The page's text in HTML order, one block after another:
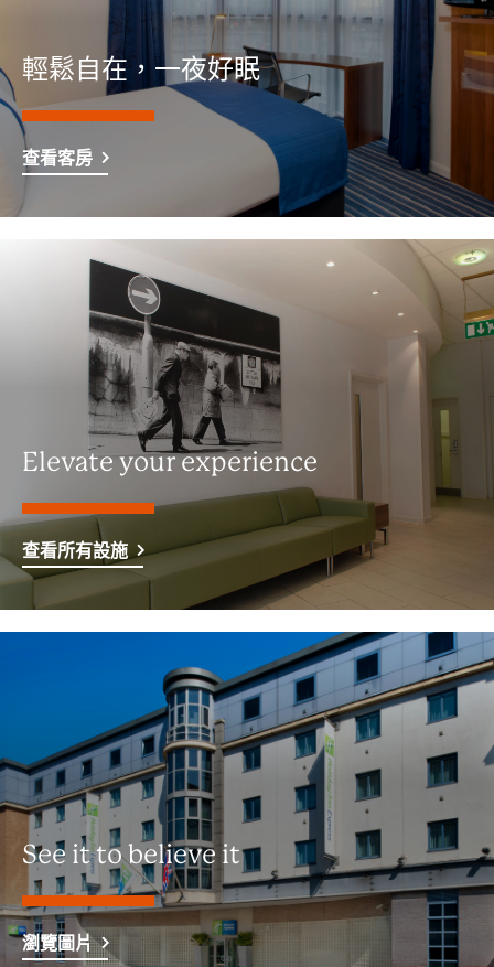
輕鬆自在，一夜好眠
查看客房
Elevate your experience
查看所有設施
See it to believe it
瀏覽圖片